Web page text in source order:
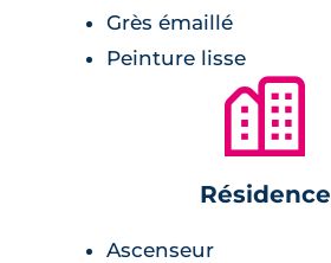
Grès émaillé
Peinture lisse
🏙
Résidence
Ascenseur